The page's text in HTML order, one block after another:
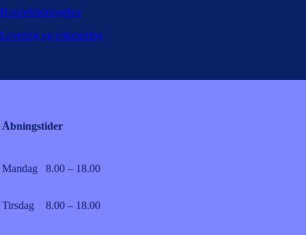
Handelsbetingelser
Levering og returnering
Åbningstider
Mandag 8.00 – 18.00
Tirsdag 8.00 – 18.00